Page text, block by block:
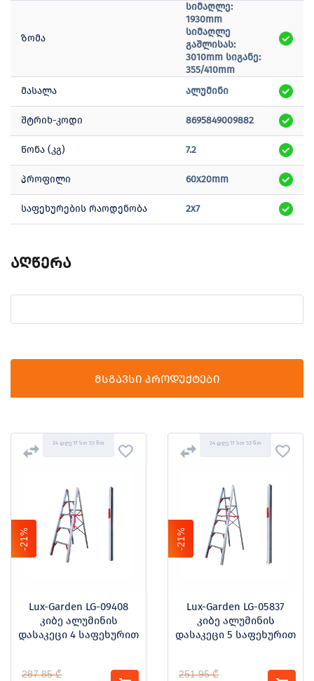
ზომა
სიმაღლე:
1930mm
სიმაღლე
გაშლისას:
3010mm სიგანე:
355/410mm
მასალა
ალუმინი
შტრიხ-კოდი 8695849009882
წონა (კგ) 7.2
პროფილი 60x20mm
საფეხურების რაოდენობა 2x7
აღწერა
მსგავსი პროდუქტები
24 დღე 17 სთ 53 წთ
-21%
Lux-Garden LG-09408
კიბე ალუმინის
დასაკეცი 4 საფეხურით
287.85 ₾
24 დღე 17 სთ 53 წთ
-21%
Lux-Garden LG-05837
კიბე ალუმინის
დასაკეცი 5 საფეხურით
251.95 ₾